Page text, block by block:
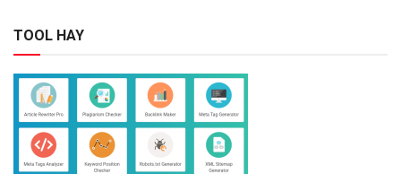
TOOL HAY